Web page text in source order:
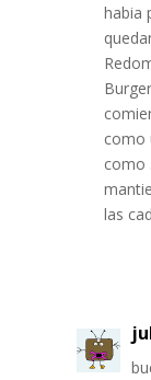
habia
como
como
las